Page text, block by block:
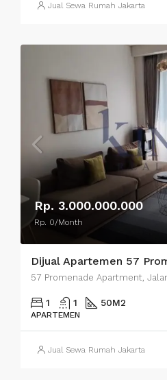
Jual Sewa Rumah Jakarta
Rp. 3.000.000.000
Rp. 0/Month
Dijual Apartemen 57
1 1 50M2
APARTEMEN
Jual Sewa Rumah Jakarta